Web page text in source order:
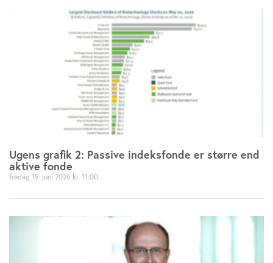
Ugens grafik 2: Passive indeksfonde er større end
aktive fonde
fredag 19. juni 2026 11:00